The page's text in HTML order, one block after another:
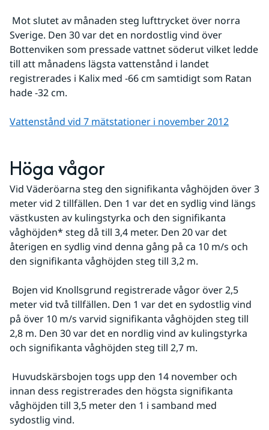
Sverige. Den 30 var det en nordostlig vind över
Bottenviken som pressade vattnet söderut vilket ledde
till att månadens lägsta vattenstånd i landet
registrerades i Kalix med -66 cm samtidigt som Ratan
hade -32 cm.
Vattenstånd vid 7 mätstationer i november 2012
Höga vågor
Vid Väderöarna steg den signifikanta våghöjden över 3
meter vid 2 tillfällen. Den 1 var det en sydlig vind längs
västkusten av kulingstyrka och den signifikanta
våghöjden* steg då till 3,4 meter. Den 20 var det
återigen en sydlig vind denna gång på ca 10 m/s och
den signifikanta våghöjden steg till 3,2 m.
meter vid två tillfällen. Den 1 var det en sydostlig vind
på över 10 m/s varvid signifikanta våghöjden steg till
2,8 m. Den 30 var det en nordlig vind av kulingstyrka
och signifikanta våghöjden steg till 2,7 m.
innan dess registrerades den högsta signifikanta
våghöjden till 3,5 meter den 1 i samband med
sydostlig vind.